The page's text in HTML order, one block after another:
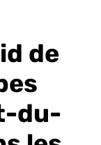
de
du-